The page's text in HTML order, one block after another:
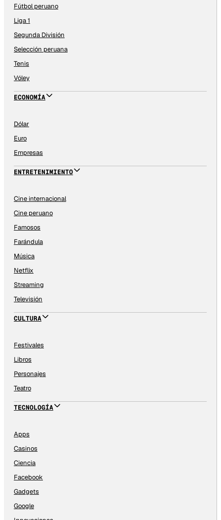
Fútbol peruano
Liga 1
Segunda División
Selección peruana
Tenis
Vóley
ECONOMÍA
Dólar
Euro
Empresas
ENTRETENIMIENTO
Cine internacional
Cine peruano
Famosos
Farándula
Música
Netflix
Streaming
Televisión
CULTURA
Festivales
Libros
Personajes
Teatro
TECNOLOGÍA
Apps
Casinos
Ciencia
Facebook
Gadgets
Google